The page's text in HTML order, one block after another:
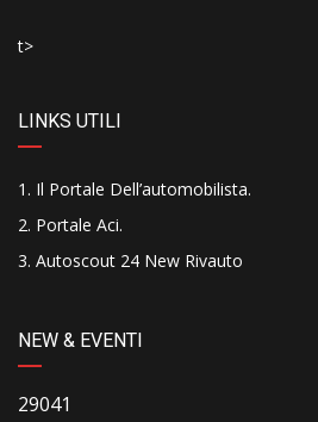
t>
LINKS UTILI
Il Portale Dell’automobilista.
Portale Aci.
Autoscout 24 New Rivauto
NEW & EVENTI
29041